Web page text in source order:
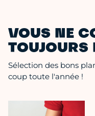
VOUS NE
TOUJOURS
Sélection des bons
coup toute l'année !